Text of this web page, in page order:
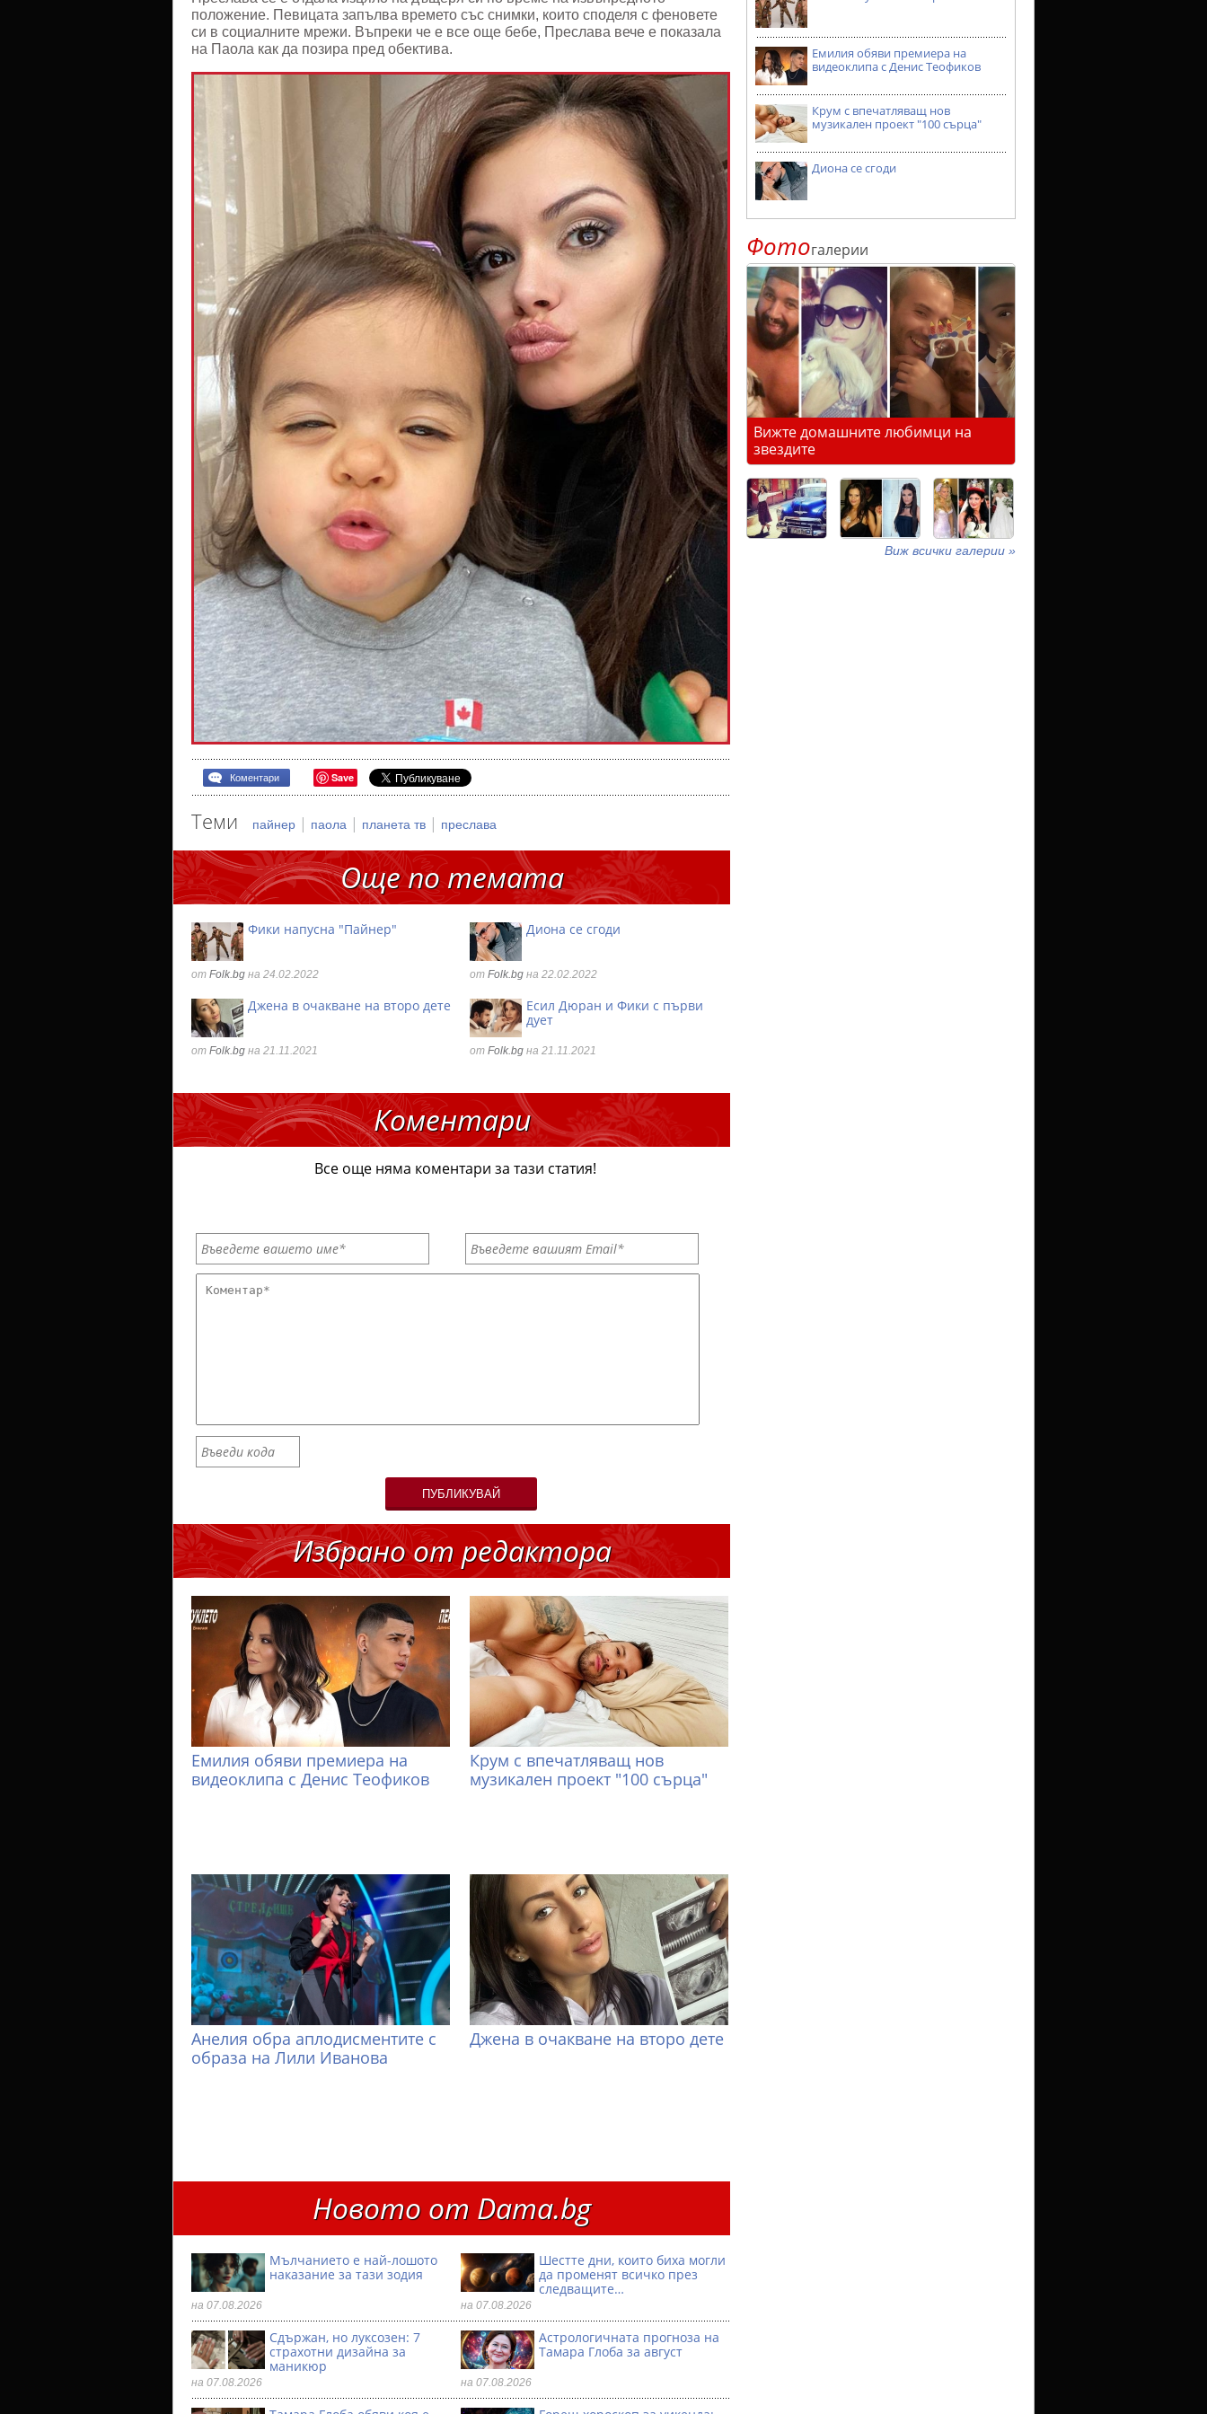
положение. Певицата запълва времето със снимки, които споделя с феновете
си в социалните мрежи. Въпреки че е все още бебе, Преслава вече е показала
на Паола как да позира пред обектива.
Коментари Save
Теми пайнер | паола | планета тв | преслава
Още по темата
Фики напусна "Пайнер"
от Folk.bg на 24.02.2022
Диона се сгоди
от Folk.bg на 22.02.2022
Джена в очакване на второ дете
от Folk.bg на 21.11.2021
Есил Дюран и Фики с първи
дует
от Folk.bg на 21.11.2021
Коментари
Все още няма коментари за тази статия!
ПУБЛИКУВАЙ
Избрано от редактора
Емилия обяви премиера на
видеоклипа с Денис Теофиков
Крум с впечатляващ нов
музикален проект "100 сърца"
Анелия обра аплодисментите с
образа на Лили Иванова
Джена в очакване на второ дете
Новото от Dama.bg
Мълчанието е най-лошото
наказание за тази зодия
на 07.08.2026
Шестте дни, които биха могли
да променят всичко през
следващите…
на 07.08.2026
Сдържан, но луксозен: 7
страхотни дизайна за
маникюр
на 07.08.2026
Астрологичната прогноза на
Тамара Глоба за август
на 07.08.2026
Емилия обяви премиера на
видеоклипа с Денис Теофиков
Крум с впечатляващ нов
музикален проект "100 сърца"
Диона се сгоди
Фотогалерии
Вижте домашните любимци на
звездите
Виж всички галерии »